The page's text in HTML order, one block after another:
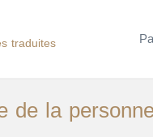
de la